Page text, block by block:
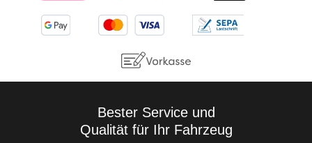
Bester Service und
Qualität für Ihr Fahrzeug